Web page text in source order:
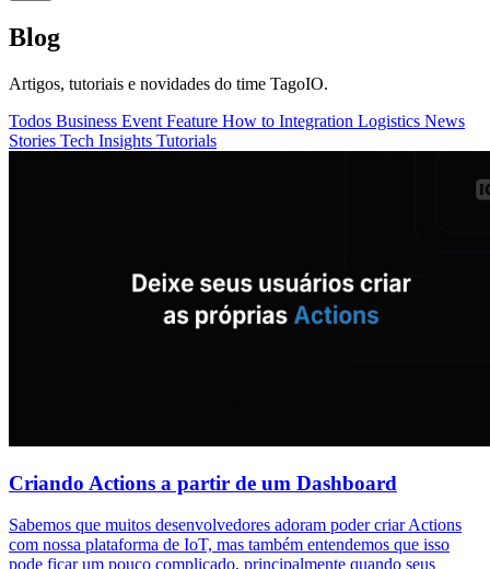
Blog
Artigos, tutoriais e novidades do time TagoIO.
Todos Business Event Feature How to Integration Logistics News
Stories Tech Insights Tutorials
Criando Actions a partir de um Dashboard
Sabemos que muitos desenvolvedores adoram poder criar Actions
com nossa plataforma de IoT, mas também entendemos que isso
pode ficar um pouco complicado, principalmente quando seus